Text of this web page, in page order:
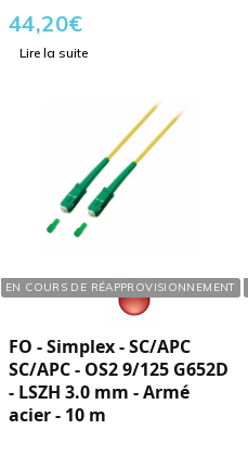
44,20€
Lire la suite
EN COURS DE RÉAPPROVISIONNEMENT
Réf. : 127100
FO - Simplex - SC/APC
SC/APC - OS2 9/125 G652D
- LSZH 3.0 mm - Armé
acier - 10 m